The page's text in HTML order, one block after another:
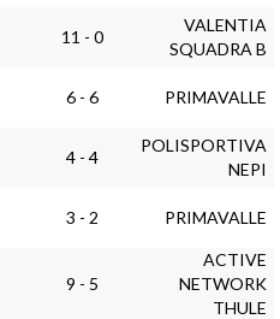
11 - 0
VALENTIA
SQUADRA B
6 - 6 PRIMAVALLE
4 - 4
POLISPORTIVA
NEPI
3 - 2 PRIMAVALLE
9 - 5
ACTIVE
NETWORK
THULE